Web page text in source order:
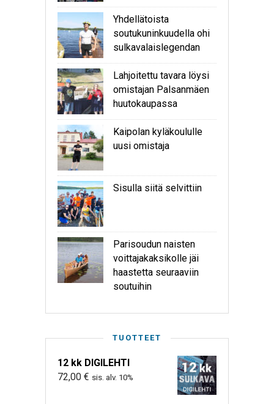
Yhdellätoista
soutukuninkuudella ohi
sulkavalaislegendan
Lahjoitettu tavara löysi
omistajan Palsanmäen
huutokaupassa
Kaipolan kyläkoululle
uusi omistaja
Sisulla siitä selvittiin
Parisoudun naisten
voittajakaksikolle jäi
haastetta seuraaviin
soutuihin
TUOTTEET
12 kk DIGILEHTI
72,00 € sis. alv. 10%